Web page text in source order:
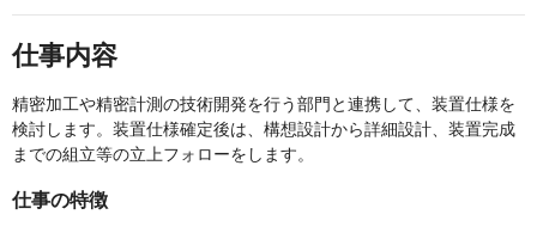
仕事内容
精密加工や精密計測の技術開発を行う部門と連携して、装置仕様を
検討します。装置仕様確定後は、構想設計から詳細設計、装置完成
までの組立等の立上フォローをします。
仕事の特徴